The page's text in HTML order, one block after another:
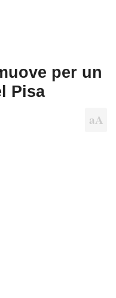
per un
Pisa